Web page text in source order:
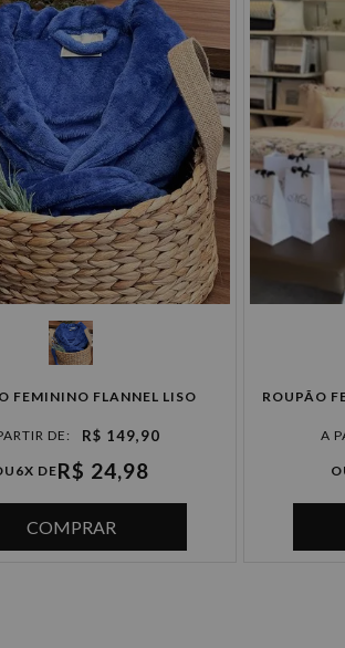
FEMININO FLANNEL LISO
R$ 149,90
6X DER$ 24,98
COMPRAR
ROUPÃO